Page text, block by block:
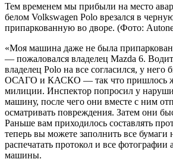
Тем временем мы прибыли на место
белом Volkswagen Polo врезался в
припаркованную во дворе. (Фото:
«Моя машина даже не была
— пожаловался владелец Mazda 6.
владелец Polo на все согласился, у него
ОСАГО и КАСКО — так что пришлось
милиции. Инспектор попросил у
машину, после чего они вместе с ним
осматривать повреждения. Затем они
Раньше вам приходилось составлять
теперь вы можете заполнить все бумаги
распечатать протокол и все фотографии
машины.